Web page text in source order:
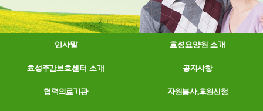
인사말 효성요양원 소개
효성주간보호센터 소개 공지사항
협력의료기관 자원봉사.후원신청